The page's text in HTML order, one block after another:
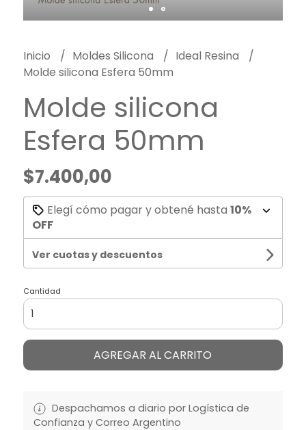
Inicio Moldes Silicona
Ideal Resina
Molde silicona Esfera 50mm
Molde silicona
Esfera 50mm
$7.400,00
Elegí cómo pagar y obtené hasta 10%
OFF
Ver cuotas y descuentos
Cantidad
AGREGAR AL CARRITO
Despachamos a diario por Logística de
Confianza y Correo Argentino